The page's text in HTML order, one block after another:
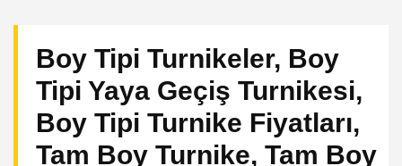
Boy Tipi Turnikeler, Boy
Tipi Yaya Geçiş Turnikesi,
Boy Tipi Turnike Fiyatları,
Tam Boy Turnike, Tam Boy